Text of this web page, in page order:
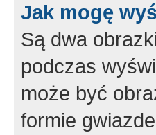
Jak mogę
Są dwa
podczas
może być
formie